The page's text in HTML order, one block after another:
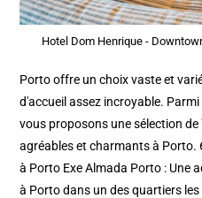
Hotel Dom Henrique -
Porto offre un choix vaste et
d'accueil assez incroyable.
vous proposons une sélection
agréables et charmants à Porto.
à Porto Exe Almada Porto : Une
à Porto dans un des quartiers